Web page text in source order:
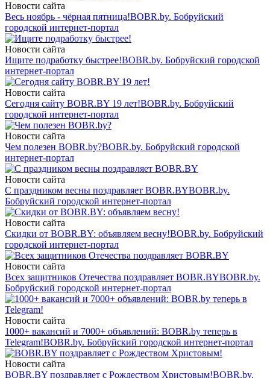
Новости сайта
Весь ноябрь - чёрная пятница!BOBR.by. Бобруйский
городской интернет-портал
Новости сайта
Ищите подработку быстрее!BOBR.by. Бобруйский городской
интернет-портал
Новости сайта
Сегодня сайту BOBR.BY 19 лет!BOBR.by. Бобруйский
городской интернет-портал
Новости сайта
Чем полезен BOBR.by?BOBR.by. Бобруйский городской
интернет-портал
Новости сайта
С праздником весны поздравляет BOBR.BYBOBR.by.
Бобруйский городской интернет-портал
Новости сайта
Скидки от BOBR.BY: объявляем весну!BOBR.by. Бобруйский
городской интернет-портал
Новости сайта
Всех защитников Отечества поздравляет BOBR.BYBOBR.by.
Бобруйский городской интернет-портал
Новости сайта
1000+ вакансий и 7000+ объявлений: BOBR.by теперь в
Telegram!BOBR.by. Бобруйский городской интернет-портал
Новости сайта
BOBR.BY поздравляет с Рождеством Христовым!BOBR.by.